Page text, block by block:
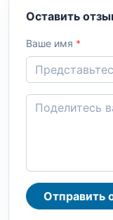
Оставить
Ваше имя *